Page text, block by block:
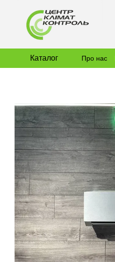
Каталог Про нас